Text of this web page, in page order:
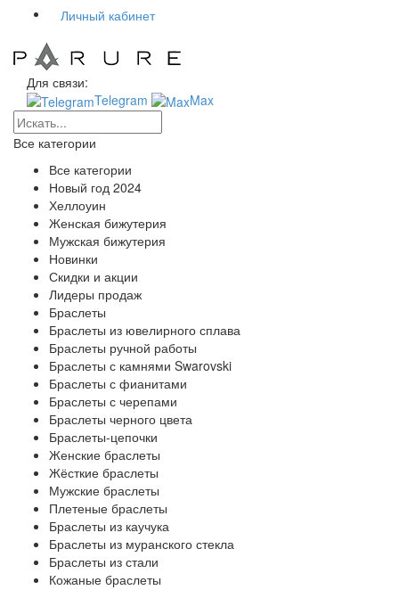
Личный кабинет
Для связи:
Telegram
Max
Все категории
Все категории
Новый год 2024
Хеллоуин
Женская бижутерия
Мужская бижутерия
Новинки
Скидки и акции
Лидеры продаж
Браслеты
Браслеты из ювелирного сплава
Браслеты ручной работы
Браслеты с камнями Swarovski
Браслеты с фианитами
Браслеты с черепами
Браслеты черного цвета
Браслеты-цепочки
Женские браслеты
Жёсткие браслеты
Мужские браслеты
Плетеные браслеты
Браслеты из каучука
Браслеты из муранского стекла
Браслеты из стали
Кожаные браслеты